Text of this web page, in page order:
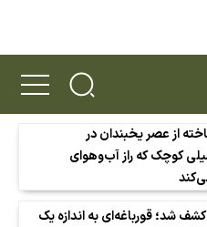
از عصر یخبندان در
کوچک که راز آب‌وهوای
شد؛ قورباغه‌ای به اندازه یک